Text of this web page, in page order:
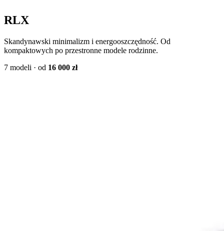
RLX
Skandynawski minimalizm i energooszczędność. Od
kompaktowych po przestronne modele rodzinne.
7 modeli · od 16 000 zł